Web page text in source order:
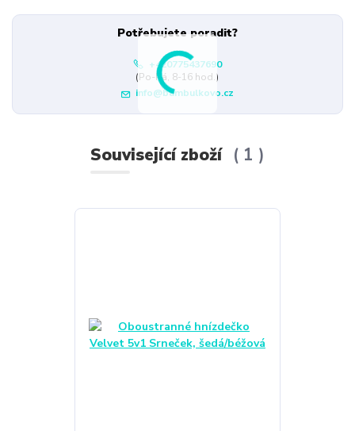
Potřebujete poradit?
+420775437690
(Po-Pá, 8-16 hod.)
info@bambulkovo.cz
Související zboží 1